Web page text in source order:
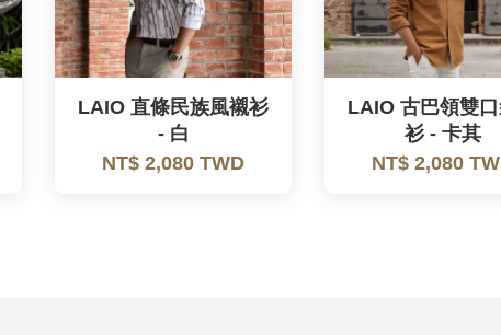
LAIO 直條民族風襯衫
- 白
NT$ 2,080 TWD
LAIO 古巴領雙
衫 - 卡其
NT$ 2,080